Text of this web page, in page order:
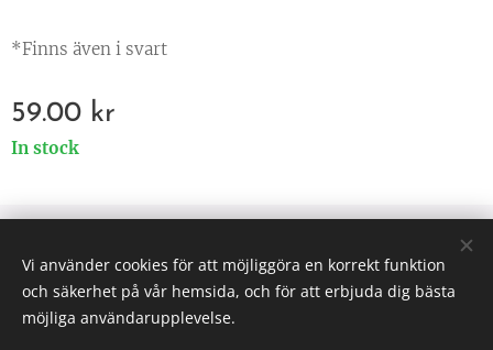
*Finns även i svart
59.00 kr
In stock
Väsen af Sverige Cookies
Vi använder cookies för att möjliggöra en korrekt funktion
och säkerhet på vår hemsida, och för att erbjuda dig bästa
möjliga användarupplevelse.